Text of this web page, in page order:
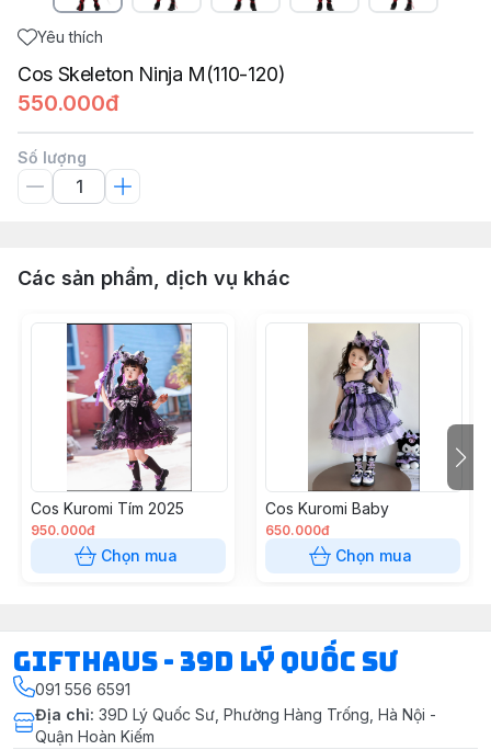
Yêu thích
Cos Skeleton Ninja M(110-120)
550.000đ
Số lượng
Các sản phẩm, dịch vụ khác
Cos Kuromi Tím 2025
950.000đ
Chọn mua
Cos Kuromi Baby
650.000đ
Chọn mua
Gifthaus - 39D Lý Quốc Sư
091 556 6591
Địa chỉ: 39D Lý Quốc Sư, Phường Hàng Trống, Hà Nội -
Quận Hoàn Kiếm